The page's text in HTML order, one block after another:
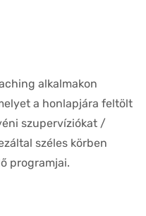
alkalmakon
a honlapjára feltölt
szupervíziókat /
széles körben
programjai.